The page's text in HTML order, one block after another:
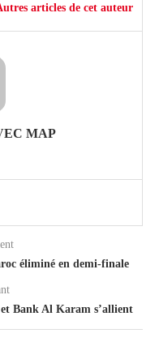
articles de cet auteur
MAP
éliminé en demi-finale
Bank Al Karam s’allient